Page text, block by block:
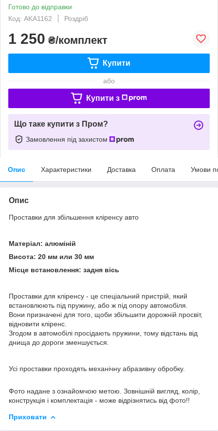
Готово до відправки
Код: AKA1162
Роздріб
1 250 ₴/комплект
Купити
або
Купити з
Що таке купити з Пром?
Замовлення під захистом
Опис Характеристики Доставка Оплата Умови
Опис
Проставки для збільшення кліренсу авто
Матеріал: алюміній
Висота: 20 мм или 30 мм
Місце встановлення: задня вісь
Проставки для кліренсу - це спеціальний пристрій, який
встановлюють під пружину, або ж під опору автомобіля.
Вони призначені для того, щоби збільшити дорожній просвіт,
відновити кліренс.
Згодом в автомобілі просідають пружини, тому відстань від
днища до дороги зменшується.
Усі проставки проходять механічну абразивну обробку.
Фото надане з ознайомчою метою. Зовнішній вигляд, колір,
конструкція і комплектація - може відрізнятись від фото!!
Приховати